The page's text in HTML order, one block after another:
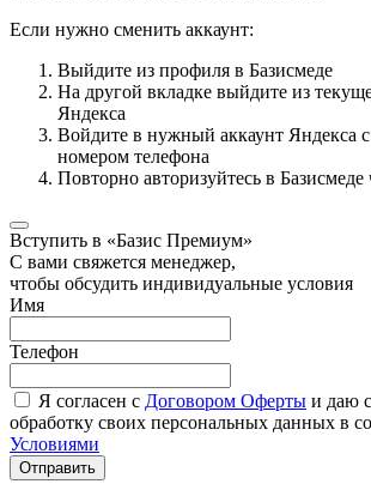
Если нужно сменить аккаунт:
Выйдите из профиля в Базисмеде
На другой вкладке выйдите из
Яндекса
Войдите в нужный аккаунт Яндекса
номером телефона
Повторно авторизуйтесь в
Вступить в «Базис Премиум»
С вами свяжется менеджер,
чтобы обсудить индивидуальные условия
Имя
Телефон
Я согласен с Договором Оферты и даю
обработку своих персональных данных в
Условиями
Отправить